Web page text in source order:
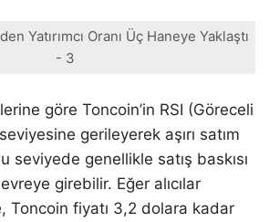
Yatırımcı Oranı Üç Haneye Yaklaştı
- 3
göre Toncoin’in RSI (Göreceli
gerileyerek aşırı satım
seviyede genellikle satış baskısı
girebilir. Eğer alıcılar
Toncoin fiyatı 3,2 dolara kadar